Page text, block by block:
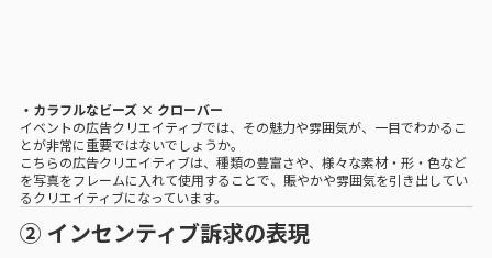
・カラフルなビーズ × クローバー
イベントの広告クリエイティブでは、その魅力や雰囲気が、一目でわかるこ
とが非常に重要ではないでしょうか。
こちらの広告クリエイティブは、種類の豊富さや、様々な素材・形・色など
を写真をフレームに入れて使用することで、賑やかや雰囲気を引き出してい
るクリエイティブになっています。
② インセンティブ訴求の表現